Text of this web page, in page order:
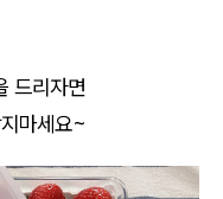
드리자면
마세요~